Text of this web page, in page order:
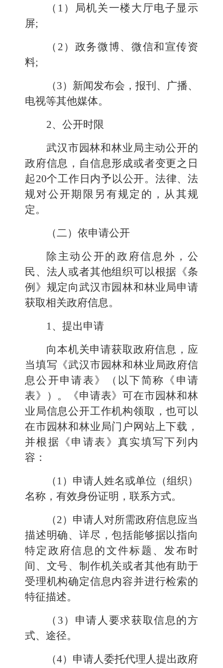
（1）局机关一楼大厅电子显示
屏;
（ 2 ） 政务微博、微信和宣传资
料;
（3）新闻发布会，报刊、广播、
电视等其他媒体。
2、公开时限
武汉市园林和林业局主动公开的
政府信息，自信息形成或者变更之日
起20个工作日内予以公开。法律、法
规对公开期限另有规定的，从其规
定。
（二）依申请公开
除主动公开的政府信息外，公
民、法人或者其他组织可以根据《条
例》规定向武汉市园林和林业局申请
获取相关政府信息。
1、提出申请
向本机关申请获取政府信息，应
当填写《武汉市园林和林业局政府信
息公开申请表》（以下简称《申请
表》）。《申请表》可在市园林和林
业局信息公开工作机构领取，也可以
在市园林和林业局门户网站上下载，
并根据《申请表》真实填写下列内
容：
（1）申请人姓名或单位（组织）
名称，有效身份证明，联系方式。
（2）申请人对所需政府信息应当
描述明确、详尽，包括能够据以指向
特定政府信息的文件标题、发布时
间、文号、制作机关或者其他有助于
受理机构确定信息内容并进行检索的
特征描述。
（3）申请人要求获取信息的方
式、途径。
（4）申请人委托代理人提出政府